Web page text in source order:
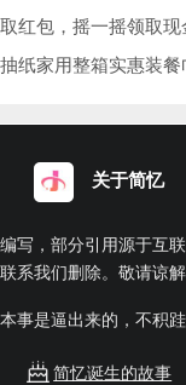
红包，摇一摇领取现
关于简忆
写，部分引用源于互
系我们删除。敬请谅
事是逼出来的，不积跬
简忆诞生的故事